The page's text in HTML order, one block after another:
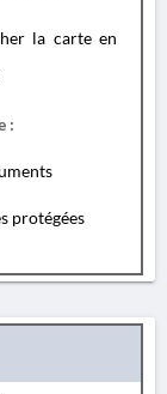
la carte en
:
protégées